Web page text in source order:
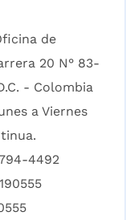
de
20 N° 83-
- Colombia
a Viernes
4492